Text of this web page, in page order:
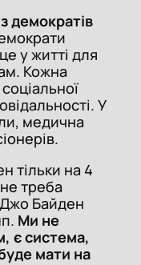
демократів
у житті для
Кожна
У
медична
тільки на 4
треба
Байден
Ми не
є система,
мати на